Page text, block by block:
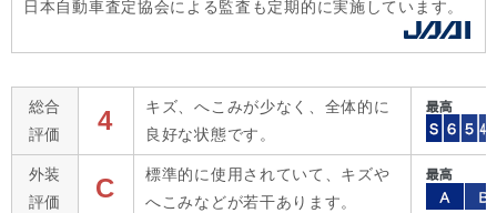
日本自動車査定協会による監査も定期的に実施しています。
総合
評価
4
キズ、へこみが少なく、全体的に
良好な状態です。
外装
評価
C
標準的に使用されていて、キズや
へこみなどが若干あります。